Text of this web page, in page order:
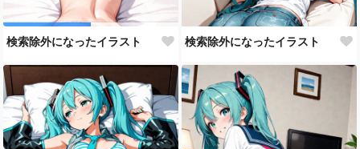
検索除外になったイラスト 検索除外になったイラスト